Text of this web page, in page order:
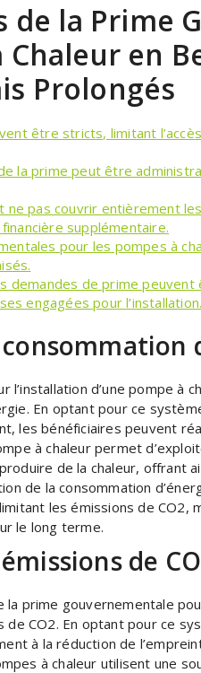
de la Prime
Chaleur en
Prolongés
être stricts, limitant
la prime peut être
pas couvrir entièrement
supplémentaire.
pour les pompes à
demandes de prime
engagées pour l’installation.
l’installation d’une pompe à
En optant pour ce
les bénéficiaires peuvent
à chaleur permet
de la chaleur, offrant
de la consommation
les émissions de CO2,
le long terme.
de
la prime gouvernementale
CO2. En optant pour ce
à la réduction de
à chaleur utilisent une